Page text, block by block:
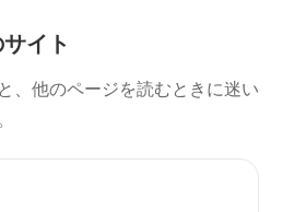
イト
、他のページを読むときに迷い